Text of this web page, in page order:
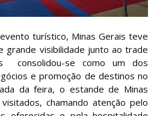
turístico, Minas Gerais teve
grande visibilidade junto ao trade
consolidou-se como um dos
e promoção de destinos no
da feira, o estande de Minas
chamando atenção pelo